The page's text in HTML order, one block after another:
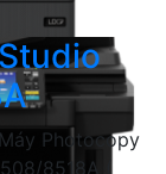
Photocopy
8518A (